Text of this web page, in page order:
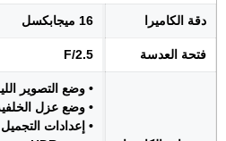
دقة الكاميرا 16 ميجابكسل
فتحة العدسة F/2.5
• وضع التصوير
• وضع عزل
• إعدادات التجميل